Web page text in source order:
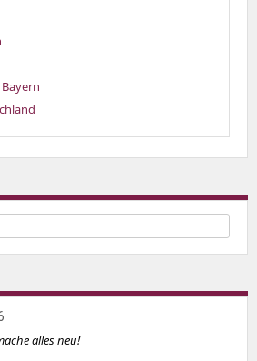
alles neu!